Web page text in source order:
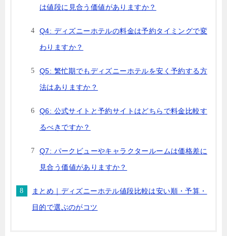
は値段に見合う価値がありますか？
Q4: ディズニーホテルの料金は予約タイミングで変
わりますか？
Q5: 繁忙期でもディズニーホテルを安く予約する方
法はありますか？
Q6: 公式サイトと予約サイトはどちらで料金比較す
るべきですか？
Q7: パークビューやキャラクタールームは価格差に
見合う価値がありますか？
まとめ｜ディズニーホテル値段比較は安い順・予算・
目的で選ぶのがコツ